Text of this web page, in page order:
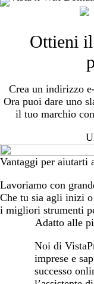
Ottieni
Crea un indirizzo
Ora puoi dare uno
il tuo marchio
Vantaggi per aiutarti
Lavoriamo con
Che tu sia agli inizi
i migliori strumenti
Adatto alle
Noi di
imprese e
successo